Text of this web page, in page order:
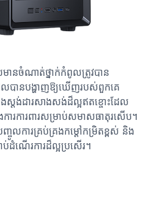
នចំណាត់ថ្នាក់កំពូលត្រូវបាន
បានបង្ហាញឱ្យឃើញរបស់ពួកគេ
ស្តង់ដារសាងសង់ដ៏ល្អឥតខ្ចោះដែល
ារការពារសម្រាប់សមាសធាតុរសើប។
ចូលការគ្រប់គ្រងកម្ដៅកម្រិតខ្ពស់ និង
ដំណើរការដ៏ល្អប្រសើរ។